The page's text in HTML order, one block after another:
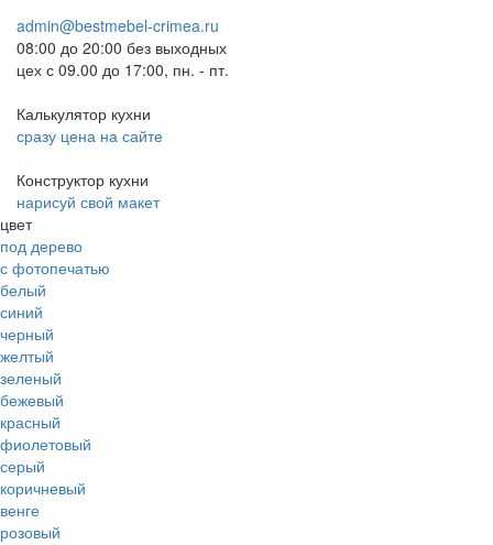
admin@bestmebel-crimea.ru
08:00 до 20:00 без выходных
цех с 09.00 до 17:00, пн. - пт.
Калькулятор кухни
сразу цена на сайте
Конструктор кухни
нарисуй свой макет
цвет
под дерево
с фотопечатью
белый
синий
черный
желтый
зеленый
бежевый
красный
фиолетовый
серый
коричневый
венге
розовый